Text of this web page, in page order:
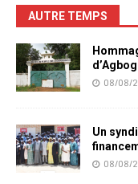
AUTRE TEMPS
08/08/
Un
08/08/